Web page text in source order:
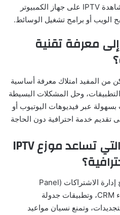
يمكنك مشاهدة IPTV على جهاز الكمبيوتر
الويب أو برامج تشغيل الوسائط.
هل يحتاج موزع IPTV إلى معرفة تقنية
من المفيد امتلاك معرفة أساسية
وحل المشكلات البسيطة
عبر فيديوهات اليوتيوب أو
خدمة احترافية دون الحاجة
ما هي أهم الأدوات التي تساعد موزع IPTV
يُنصح باستخدام أدوات مثل برامج إدارة الاشتراكات (Panel
Reseller)، وأنظمة متابعة العملاء CRM، وتطبيقات جدولة
وتمنع نسيان مواعيد